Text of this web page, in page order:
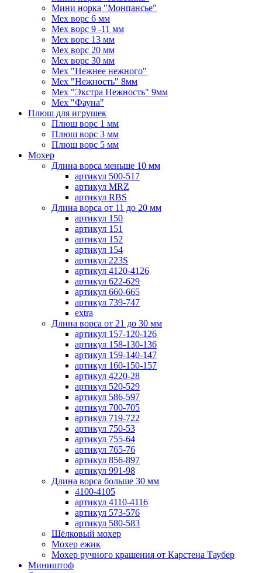
Мини норка "Монпансье"
Мех ворс 6 мм
Мех ворс 9 -11 мм
Мех ворс 13 мм
Мех ворс 20 мм
Мех ворс 30 мм
Мех "Нежнее нежного"
Мех "Нежность" 8мм
Мех "Экстра Нежность" 9мм
Мех "Фауна"
Плюш для игрушек
Плюш ворс 1 мм
Плюш ворс 3 мм
Плюш ворс 5 мм
Мохер
Длина ворса меньше 10 мм
артикул 500-517
артикул MRZ
артикул RBS
Длина ворса от 11 до 20 мм
артикул 150
артикул 151
артикул 152
артикул 154
артикул 223S
артикул 4120-4126
артикул 622-629
артикул 660-665
артикул 739-747
extra
Длина ворса от 21 до 30 мм
артикул 157-120-126
артикул 158-130-136
артикул 159-140-147
артикул 160-150-157
артикул 4220-28
артикул 520-529
артикул 586-597
артикул 700-705
артикул 719-722
артикул 750-53
артикул 755-64
артикул 765-76
артикул 856-897
артикул 991-98
Длина ворса больше 30 мм
4100-4105
артикул 4110-4116
артикул 573-576
артикул 580-583
Шёлковый мохер
Мохер ежик
Мохер ручного крашения от Карстена Таубер
Миништоф